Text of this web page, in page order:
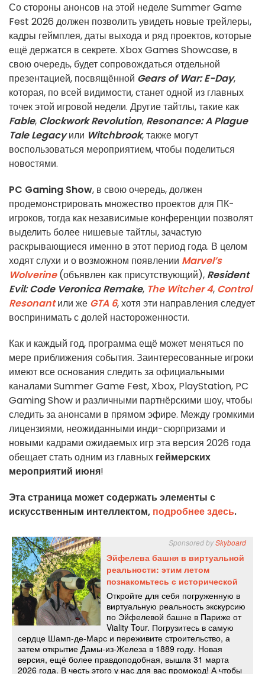
Со стороны анонсов на этой неделе Summer Game
Fest 2026 должен позволить увидеть новые трейлеры,
кадры геймплея, даты выхода и ряд проектов, которые
ещё держатся в секрете. Xbox Games Showcase, в
свою очередь, будет сопровождаться отдельной
презентацией, посвящённой Gears of War: E-Day,
которая, по всей видимости, станет одной из главных
точек этой игровой недели. Другие тайтлы, такие как
Fable, Clockwork Revolution, Resonance: A Plague
Tale Legacyили Witchbrook, также могут
воспользоваться мероприятием, чтобы поделиться
новостями.
PC Gaming Show, в свою очередь, должен
продемонстрировать множество проектов для ПК-
игроков, тогда как независимые конференции позволят
выделить более нишевые тайтлы, зачастую
раскрывающиеся именно в этот период года. В целом
ходят слухи и о возможном появлении Marvel’s
Wolverine(объявлен как присутствующий), Resident
Evil: Code Veronica Remake, The Witcher 4, Control
Resonantили же GTA 6, хотя эти направления следует
воспринимать с долей настороженности.
Как и каждый год, программа ещё может меняться по
мере приближения события. Заинтересованные игроки
имеют все основания следить за официальными
каналами Summer Game Fest, Xbox, PlayStation, PC
Gaming Show и различными партнёрскими шоу, чтобы
следить за анонсами в прямом эфире. Между громкими
лицензиями, неожиданными инди-сюрпризами и
новыми кадрами ожидаемых игр эта версия 2026 года
обещает стать одним из главных геймерских
мероприятий июня!
Эта страница может содержать элементы с
искусственным интеллектом, подробнее здесь.